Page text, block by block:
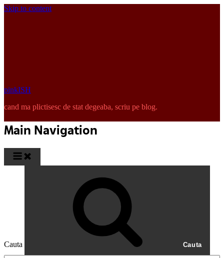
Skip to content
pinkISH
cand ma plictisesc de stat degeaba, scriu pe blog.
Main Navigation
Cauta Cauta